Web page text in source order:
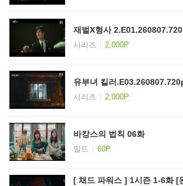
재벌X형사
시리즈 2,000P
유부녀 킬러
시리즈 2,000P
바캉스의 법칙 06화
일드 60P
[ 채드 파워스 ] 1시즌 1-6화 [